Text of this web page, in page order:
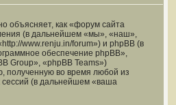
объясняет, как «форум сайта
(в дальнейшем «мы», «наш»,
www.renju.in/forum») и phpBB (в
обеспечение phpBB»,
Group», «phpBB Teams»)
полученную во время любой из
сессий (в дальнейшем «ваша